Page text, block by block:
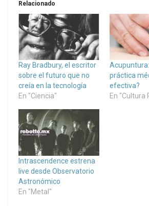
Relacionado
Ray Bradbury, el escritor
sobre el futuro que no
creía en la tecnología
En "Ciencia"
práctica
efectiva?
En "Cultura
Intrascendence estrena
live desde Observatorio
Astronómico
En "Metal"